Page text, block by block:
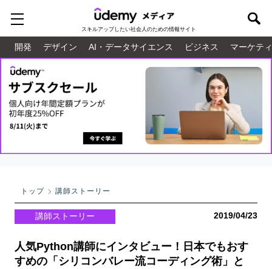
スキルアップしたい社会人のための情報サイト
開発 デザイン AI・データサイエンス ビジネス マーケテ
トップ 講師ストーリー
講師ストーリー 2019/04/23
人気Python講師にインタビュー！日本でもおす
すめの「シリコンバレー流コーディング術」と